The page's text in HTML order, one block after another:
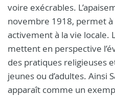
voire exécrables.
novembre 1918, permet
activement à la vie locale.
mettent en perspective
des pratiques religieuses
jeunes ou d’adultes. Ainsi
apparaît comme un